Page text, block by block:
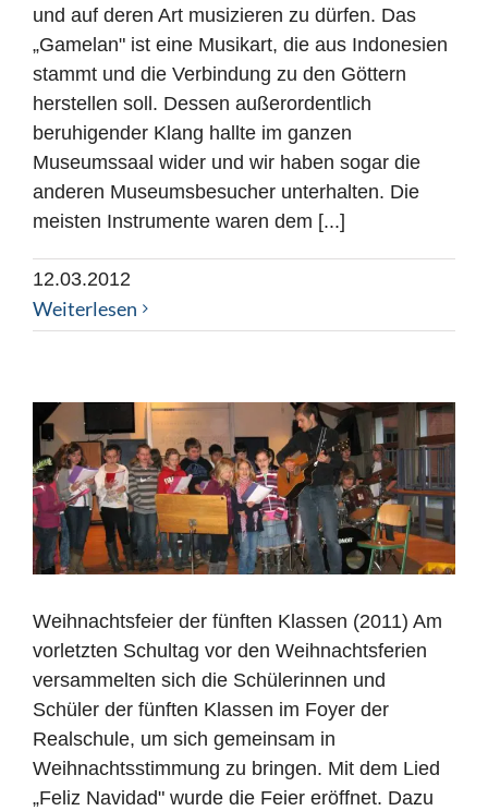
und auf deren Art musizieren zu dürfen. Das
„Gamelan" ist eine Musikart, die aus Indonesien
stammt und die Verbindung zu den Göttern
herstellen soll. Dessen außerordentlich
beruhigender Klang hallte im ganzen
Museumssaal wider und wir haben sogar die
anderen Museumsbesucher unterhalten. Die
meisten Instrumente waren dem [...]
12.03.2012
Weiterlesen
Weihnachtsfeier der fünften Klassen (2011) Am
vorletzten Schultag vor den Weihnachtsferien
versammelten sich die Schülerinnen und
Schüler der fünften Klassen im Foyer der
Realschule, um sich gemeinsam in
Weihnachtsstimmung zu bringen. Mit dem Lied
„Feliz Navidad" wurde die Feier eröffnet. Dazu